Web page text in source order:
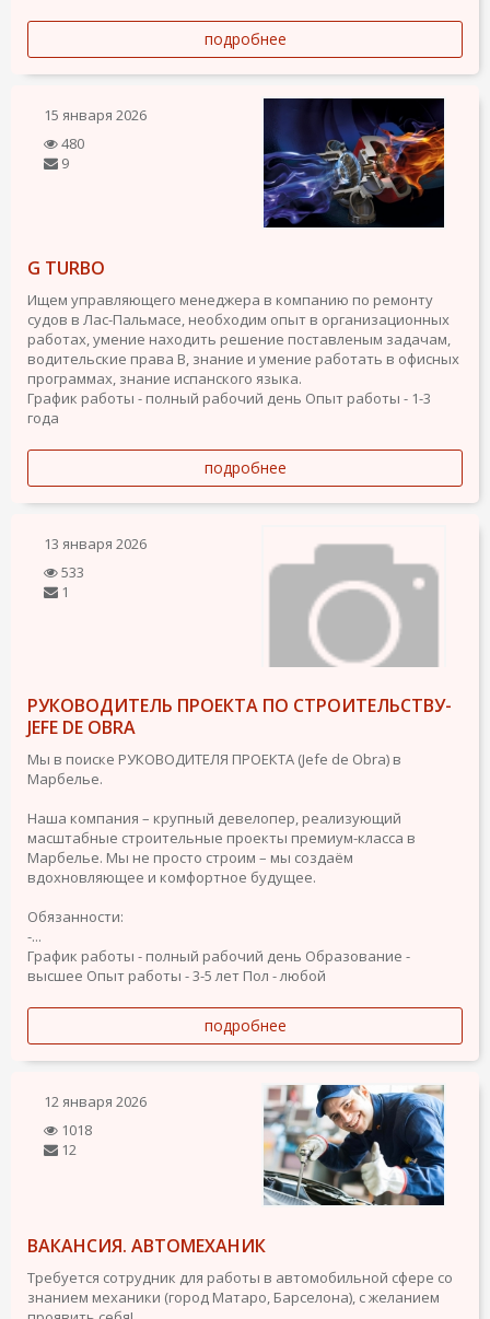
подробнее
15 января 2026
480
9
G TURBO
Ищем управляющего менеджера в компанию по ремонту
судов в Лас-Пальмасе, необходим опыт в организационных
работах, умение находить решение поставленым задачам,
водительские права В, знание и умение работать в офисных
программах, знание испанского языка.
График работы - полный рабочий день Опыт работы - 1-3
года
подробнее
13 января 2026
533
1
РУКОВОДИТЕЛЬ ПРОЕКТА ПО СТРОИТЕЛЬСТВУ-
JEFE DE OBRA
Мы в поиске РУКОВОДИТЕЛЯ ПРОЕКТА (Jefe de Obra) в
Марбелье.
Наша компания – крупный девелопер, реализующий
масштабные строительные проекты премиум-класса в
Марбелье. Мы не просто строим – мы создаём
вдохновляющее и комфортное будущее.
Обязанности:
-...
График работы - полный рабочий день Образование -
высшее Опыт работы - 3-5 лет Пол - любой
подробнее
12 января 2026
1018
12
ВАКАНСИЯ. АВТОМЕХАНИК
Требуется сотрудник для работы в автомобильной сфере со
знанием механики (город Матаро, Барселона), с желанием